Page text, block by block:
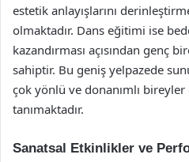
estetik anlayışlarını
olmaktadır. Dans eğitimi ise
kazandırması açısından genç
sahiptir. Bu geniş yelpazede
çok yönlü ve donanımlı
tanımaktadır.
Sanatsal Etkinlikler ve